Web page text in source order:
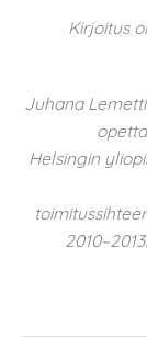
Kirjoitus
Juhana
Helsingin